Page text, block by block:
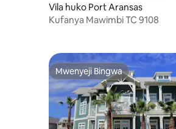
Vila huko Port Aransas
Kufanya Mawimbi TC 9108
Mwenyeji Bingwa
Mwenyeji Bingwa